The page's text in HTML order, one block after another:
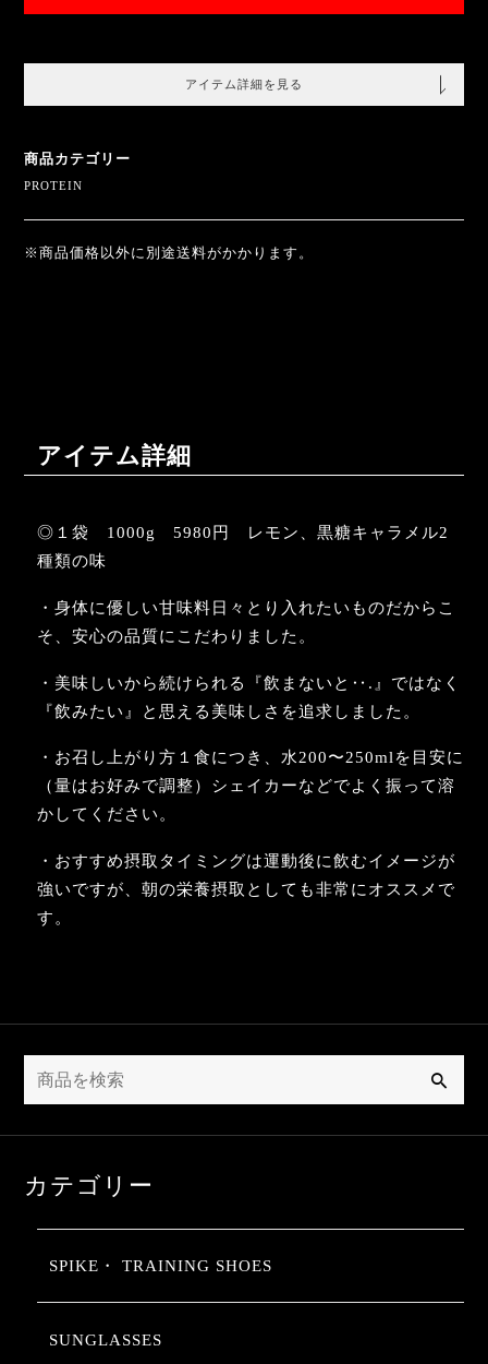
アイテム詳細を見る
商品カテゴリー
PROTEIN
※商品価格以外に別途送料がかかります。
アイテム詳細
◎１袋 1000g 5980円 レモン、黒糖キャラメル2
種類の味
・身体に優しい甘味料日々とり入れたいものだからこ
そ、安心の品質にこだわりました。
・美味しいから続けられる『飲まないと‥.』ではなく
『飲みたい』と思える美味しさを追求しました。
・お召し上がり方１食につき、水200〜250mlを目安に
（量はお好みで調整）シェイカーなどでよく振って溶
かしてください。
・おすすめ摂取タイミングは運動後に飲むイメージが
強いですが、朝の栄養摂取としても非常にオススメで
す。
カテゴリー
SPIKE・ TRAINING SHOES
SUNGLASSES